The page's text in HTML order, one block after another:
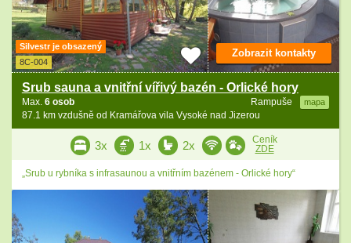
Silvestr je obsazený
8C-004
Srub sauna a vnitřní vířivý bazén - Orlické hory
Rampuše mapa
Max. 6 osob
87.1 km vzdušně od Kramářova vila Vysoké nad Jizerou
Zobrazit kontakty
3x 1x 2x
Ceník
ZDE
„Srub u rybníka s infrasaunou a vnitřním bazénem - Orlické hory“